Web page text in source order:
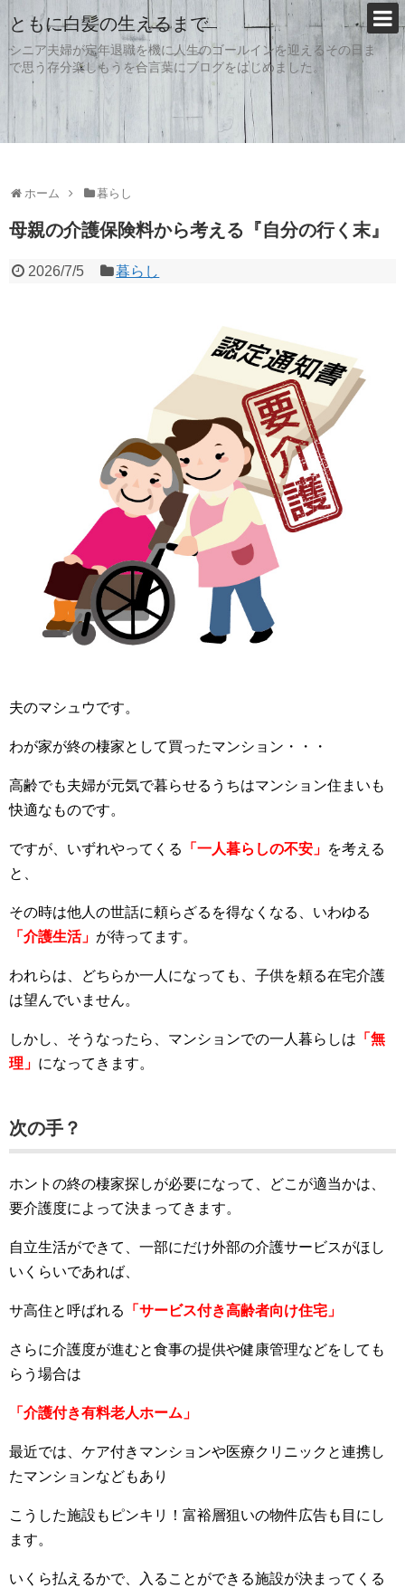
ともに白髪の生えるまで
シニア夫婦が定年退職を機に人生のゴールインを迎えるその日ま
で思う存分楽しもうを合言葉にブログをはじめました。
ホーム 暮らし
母親の介護保険料から考える『自分の行く末』
2026/7/5 暮らし
夫のマシュウです。
わが家が終の棲家として買ったマンション・・・
高齢でも夫婦が元気で暮らせるうちはマンション住まいも
快適なものです。
ですが、いずれやってくる 「一人暮らしの不安」 を考える
と、
その時は他人の世話に頼らざるを得なくなる、いわゆる
「介護生活」 が待ってます。
われらは、どちらか一人になっても、子供を頼る在宅介護
は望んでいません。
しかし、そうなったら、マンションでの一人暮らしは 「無
理」 になってきます。
次の手？
ホントの終の棲家探しが必要になって、どこが適当かは、
要介護度によって決まってきます。
自立生活ができて、一部にだけ外部の介護サービスがほし
いくらいであれば、
サ高住と呼ばれる 「サービス付き高齢者向け住宅」
さらに介護度が進むと食事の提供や健康管理などをしても
らう場合は
「介護付き有料老人ホーム」
最近では、ケア付きマンションや医療クリニックと連携し
たマンションなどもあり
こうした施設もピンキリ！富裕層狙いの物件広告も目にし
ます。
いくら払えるかで、入ることができる施設が決まってくる